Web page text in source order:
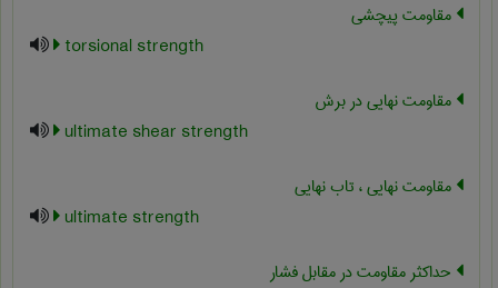
مقاومت پیچشی
torsional strength
مقاومت نهایی در برش
ultimate shear strength
مقاومت نهایی ، تاب نهایی
ultimate strength
حداکثر مقاومت در مقابل فشار